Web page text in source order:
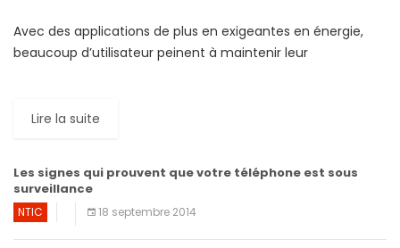
Avec des applications de plus en exigeantes en énergie,
beaucoup d’utilisateur peinent à maintenir leur
Lire la suite
Les signes qui prouvent que votre téléphone est sous
surveillance
NTIC 18 septembre 2014